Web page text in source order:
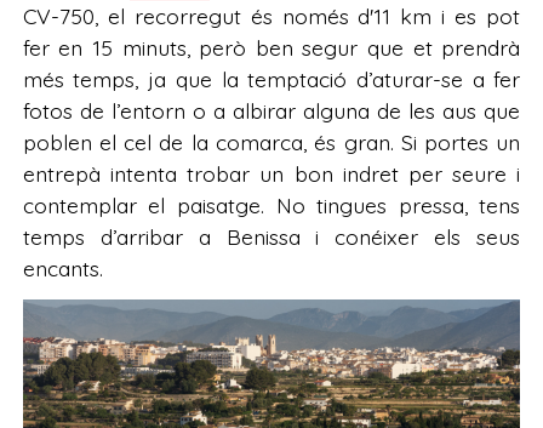
CV-750, el recorregut és només d'11 km i es pot
fer en 15 minuts, però ben segur que et prendrà
més temps, ja que la temptació d’aturar-se a fer
fotos de l’entorn o a albirar alguna de les aus que
poblen el cel de la comarca, és gran. Si portes un
entrepà intenta trobar un bon indret per seure i
contemplar el paisatge. No tingues pressa, tens
temps d’arribar a Benissa i conéixer els seus
encants.